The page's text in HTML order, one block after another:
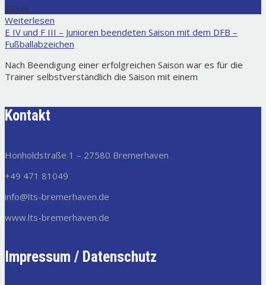
23 Juni
Weiterlesen
E IV und F III – Junioren beendeten Saison mit dem DFB –
Fußballabzeichen
Nach Beendigung einer erfolgreichen Saison war es für die
Trainer selbstverständlich die Saison mit einem
Kontakt
Honholdstraße 1 – 27580 Bremerhaven
+49 471 81049
info@lts-bremerhaven.de
www.lts-bremerhaven.de
Impressum / Datenschutz